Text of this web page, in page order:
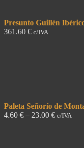
Presunto Guillén
361.60 € c/IVA
Paleta Señorío de
4.60 € – 23.00 € c/IVA